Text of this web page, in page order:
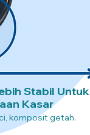
Stabil Untuk
Kasar
komposit getah.